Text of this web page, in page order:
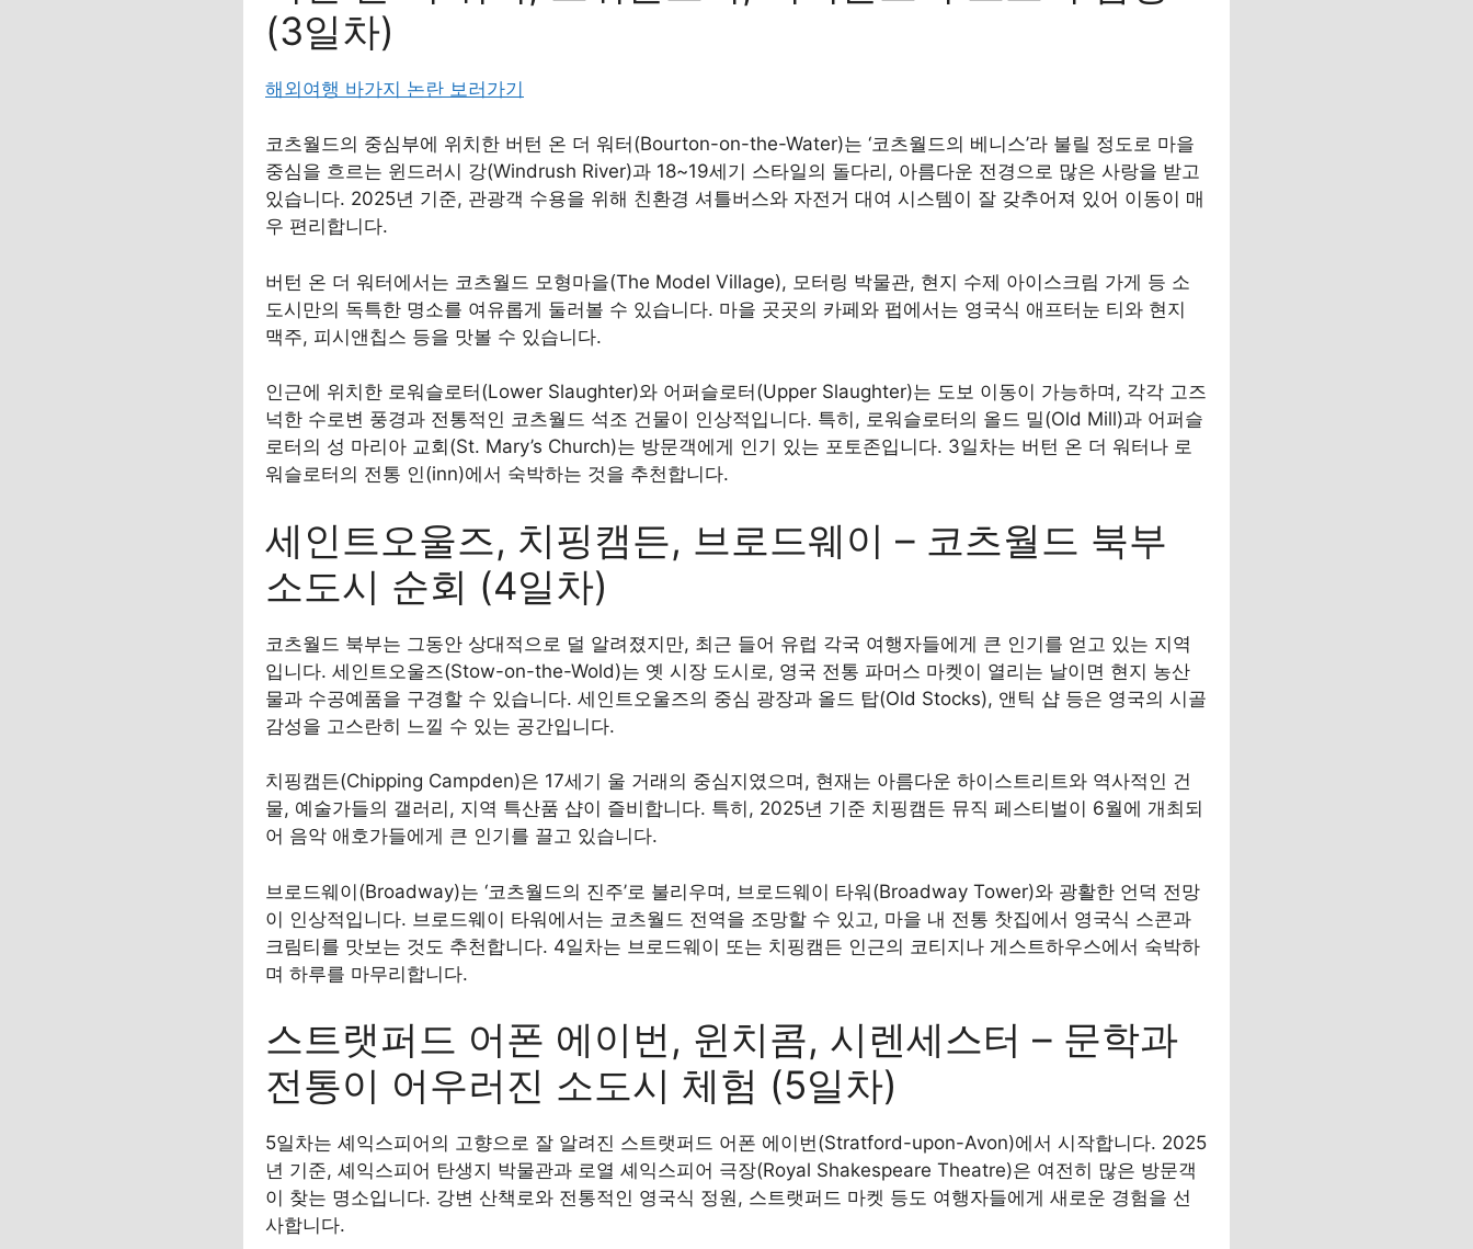
(3일차)
해외여행 바가지 논란 보러가기
코츠월드의 중심부에 위치한 버턴 온 더 워터(Bourton-on-the-Water)는 ‘코츠월드의 베니스’라 불릴 정도로 마을
중심을 흐르는 윈드러시 강(Windrush River)과 18~19세기 스타일의 돌다리, 아름다운 전경으로 많은 사랑을 받고
있습니다. 2025년 기준, 관광객 수용을 위해 친환경 셔틀버스와 자전거 대여 시스템이 잘 갖추어져 있어 이동이 매
우 편리합니다.
버턴 온 더 워터에서는 코츠월드 모형마을(The Model Village), 모터링 박물관, 현지 수제 아이스크림 가게 등 소
도시만의 독특한 명소를 여유롭게 둘러볼 수 있습니다. 마을 곳곳의 카페와 펍에서는 영국식 애프터눈 티와 현지
맥주, 피시앤칩스 등을 맛볼 수 있습니다.
인근에 위치한 로워슬로터(Lower Slaughter)와 어퍼슬로터(Upper Slaughter)는 도보 이동이 가능하며, 각각 고즈
넉한 수로변 풍경과 전통적인 코츠월드 석조 건물이 인상적입니다. 특히, 로워슬로터의 올드 밀(Old Mill)과 어퍼슬
로터의 성 마리아 교회(St. Mary’s Church)는 방문객에게 인기 있는 포토존입니다. 3일차는 버턴 온 더 워터나 로
워슬로터의 전통 인(inn)에서 숙박하는 것을 추천합니다.
세인트오울즈, 치핑캠든, 브로드웨이 – 코츠월드 북부
소도시 순회 (4일차)
코츠월드 북부는 그동안 상대적으로 덜 알려졌지만, 최근 들어 유럽 각국 여행자들에게 큰 인기를 얻고 있는 지역
입니다. 세인트오울즈(Stow-on-the-Wold)는 옛 시장 도시로, 영국 전통 파머스 마켓이 열리는 날이면 현지 농산
물과 수공예품을 구경할 수 있습니다. 세인트오울즈의 중심 광장과 올드 탑(Old Stocks), 앤틱 샵 등은 영국의 시골
감성을 고스란히 느낄 수 있는 공간입니다.
치핑캠든(Chipping Campden)은 17세기 울 거래의 중심지였으며, 현재는 아름다운 하이스트리트와 역사적인 건
물, 예술가들의 갤러리, 지역 특산품 샵이 즐비합니다. 특히, 2025년 기준 치핑캠든 뮤직 페스티벌이 6월에 개최되
어 음악 애호가들에게 큰 인기를 끌고 있습니다.
브로드웨이(Broadway)는 ‘코츠월드의 진주’로 불리우며, 브로드웨이 타워(Broadway Tower)와 광활한 언덕 전망
이 인상적입니다. 브로드웨이 타워에서는 코츠월드 전역을 조망할 수 있고, 마을 내 전통 찻집에서 영국식 스콘과
크림티를 맛보는 것도 추천합니다. 4일차는 브로드웨이 또는 치핑캠든 인근의 코티지나 게스트하우스에서 숙박하
며 하루를 마무리합니다.
스트랫퍼드 어폰 에이번, 윈치콤, 시렌세스터 – 문학과
전통이 어우러진 소도시 체험 (5일차)
5일차는 셰익스피어의 고향으로 잘 알려진 스트랫퍼드 어폰 에이번(Stratford-upon-Avon)에서 시작합니다. 2025
년 기준, 셰익스피어 탄생지 박물관과 로열 셰익스피어 극장(Royal Shakespeare Theatre)은 여전히 많은 방문객
이 찾는 명소입니다. 강변 산책로와 전통적인 영국식 정원, 스트랫퍼드 마켓 등도 여행자들에게 새로운 경험을 선
사합니다.